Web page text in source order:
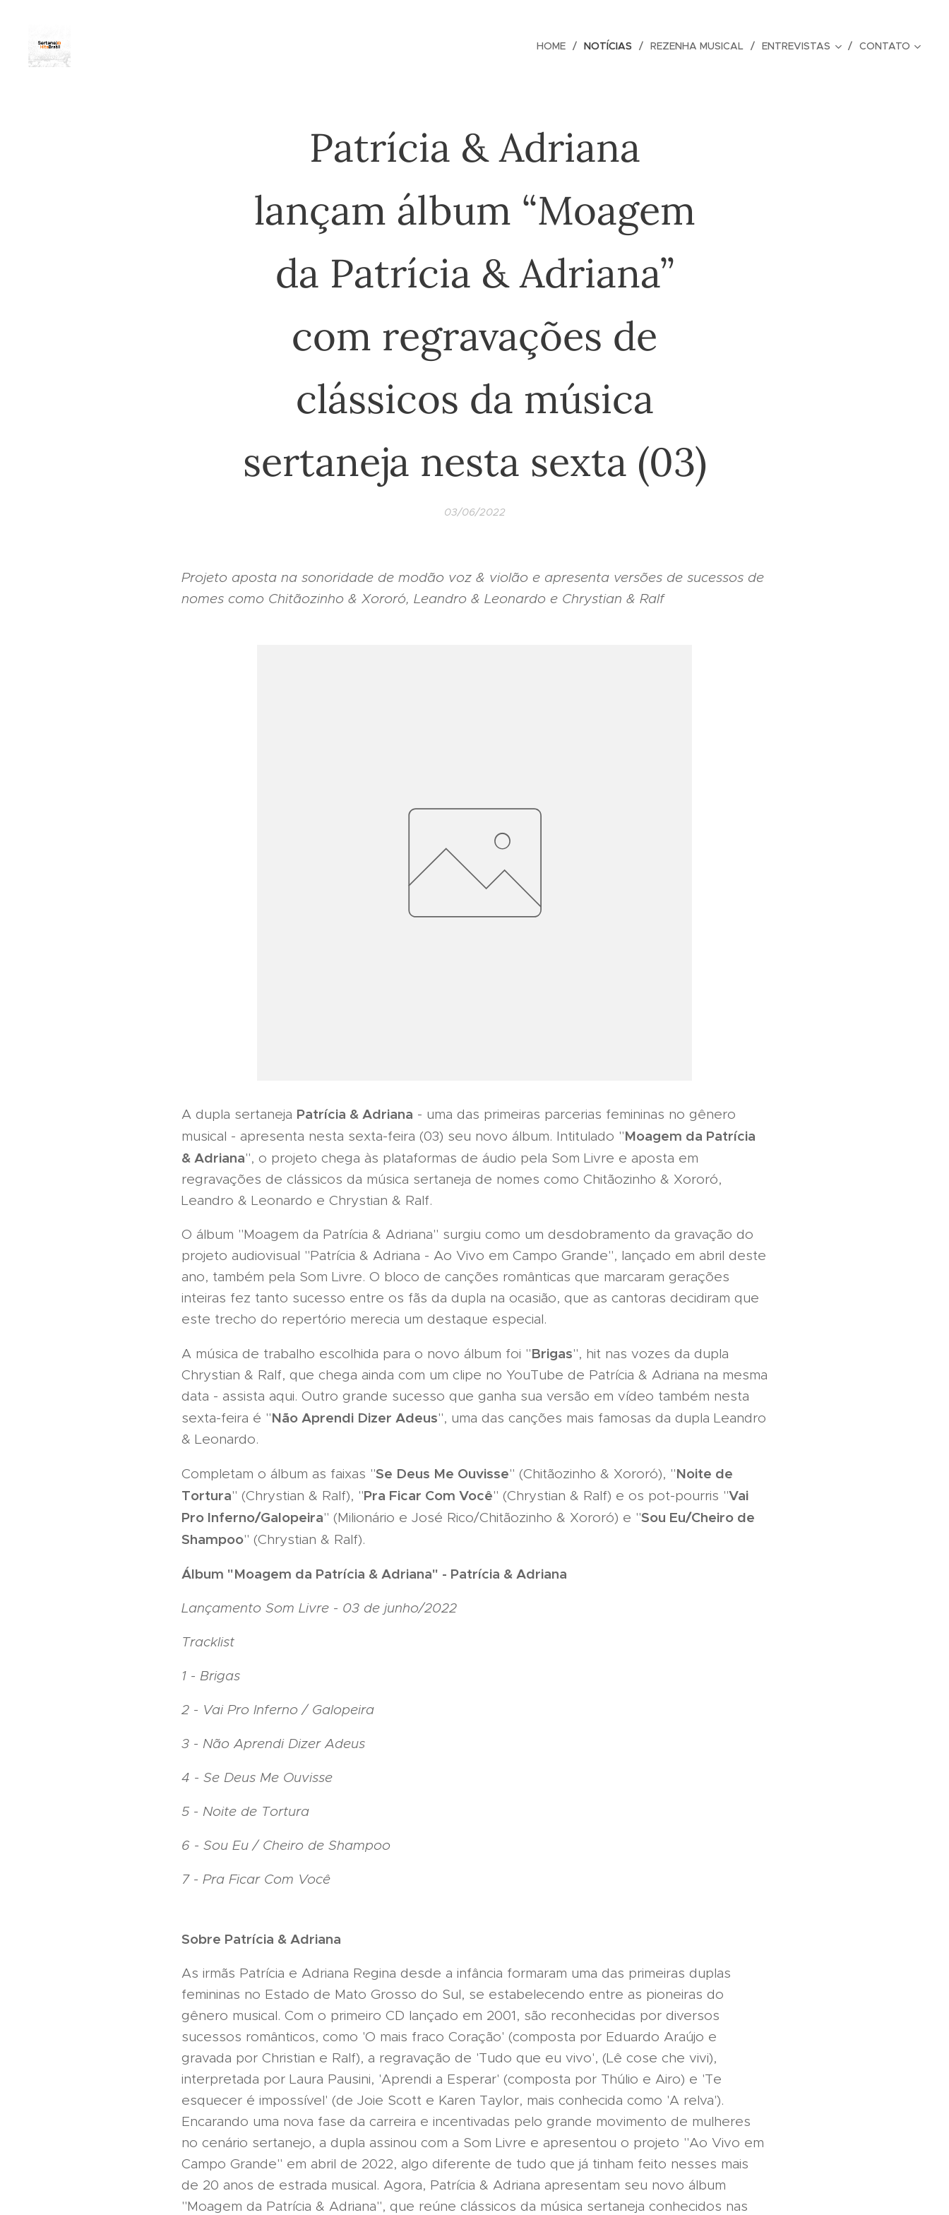
HOME NOTÍCIAS REZENHA MUSICAL ENTREVISTAS CONTATO
Patrícia & Adriana
lançam álbum “Moagem
da Patrícia & Adriana”
com regravações de
clássicos da música
sertaneja nesta sexta (03)
03/06/2022
Projeto aposta na sonoridade de modão voz & violão e apresenta versões de sucessos de
nomes como Chitãozinho & Xororó, Leandro & Leonardo e Chrystian & Ralf
A dupla sertaneja Patrícia & Adriana - uma das primeiras parcerias femininas no gênero
musical - apresenta nesta sexta-feira (03) seu novo álbum. Intitulado "Moagem da Patrícia
& Adriana", o projeto chega às plataformas de áudio pela Som Livre e aposta em
regravações de clássicos da música sertaneja de nomes como Chitãozinho & Xororó,
Leandro & Leonardo e Chrystian & Ralf.
O álbum "Moagem da Patrícia & Adriana" surgiu como um desdobramento da gravação do
projeto audiovisual "Patrícia & Adriana - Ao Vivo em Campo Grande", lançado em abril deste
ano, também pela Som Livre. O bloco de canções românticas que marcaram gerações
inteiras fez tanto sucesso entre os fãs da dupla na ocasião, que as cantoras decidiram que
este trecho do repertório merecia um destaque especial.
A música de trabalho escolhida para o novo álbum foi "Brigas", hit nas vozes da dupla
Chrystian & Ralf, que chega ainda com um clipe no YouTube de Patrícia & Adriana na mesma
data - assista aqui. Outro grande sucesso que ganha sua versão em vídeo também nesta
sexta-feira é "Não Aprendi Dizer Adeus", uma das canções mais famosas da dupla Leandro
& Leonardo.
Completam o álbum as faixas "Se Deus Me Ouvisse" (Chitãozinho & Xororó), "Noite de
Tortura" (Chrystian & Ralf), "Pra Ficar Com Você" (Chrystian & Ralf) e os pot-pourris "Vai
Pro Inferno/Galopeira" (Milionário e José Rico/Chitãozinho & Xororó) e "Sou Eu/Cheiro de
Shampoo" (Chrystian & Ralf).
Álbum "Moagem da Patrícia & Adriana" - Patrícia & Adriana
Lançamento Som Livre - 03 de junho/2022
Tracklist
1 - Brigas
2 - Vai Pro Inferno / Galopeira
3 - Não Aprendi Dizer Adeus
4 - Se Deus Me Ouvisse
5 - Noite de Tortura
6 - Sou Eu / Cheiro de Shampoo
7 - Pra Ficar Com Você
Sobre Patrícia & Adriana
As irmãs Patrícia e Adriana Regina desde a infância formaram uma das primeiras duplas
femininas no Estado de Mato Grosso do Sul, se estabelecendo entre as pioneiras do
gênero musical. Com o primeiro CD lançado em 2001, são reconhecidas por diversos
sucessos românticos, como 'O mais fraco Coração' (composta por Eduardo Araújo e
gravada por Christian e Ralf), a regravação de 'Tudo que eu vivo', (Lê cose che vivi),
interpretada por Laura Pausini, 'Aprendi a Esperar' (composta por Thúlio e Airo) e 'Te
esquecer é impossível' (de Joie Scott e Karen Taylor, mais conhecida como 'A relva').
Encarando uma nova fase da carreira e incentivadas pelo grande movimento de mulheres
no cenário sertanejo, a dupla assinou com a Som Livre e apresentou o projeto "Ao Vivo em
Campo Grande" em abril de 2022, algo diferente de tudo que já tinham feito nesses mais
de 20 anos de estrada musical. Agora, Patrícia & Adriana apresentam seu novo álbum
"Moagem da Patrícia & Adriana", que reúne clássicos da música sertaneja conhecidos nas